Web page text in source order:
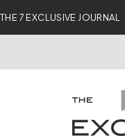
THE 7 EXCLUSIVE JOURNAL